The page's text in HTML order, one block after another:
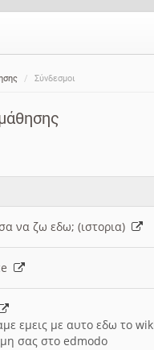
Σύνδεσμοι
να ζω εδω; (ιστορια)
εμεις με αυτο εδω το
σας στο edmodo